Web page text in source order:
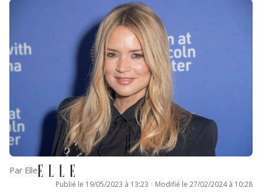
Par Elle
Publié le 19/05/2023 à 13:23 · Modifié le 27/02/2024 à 10:28